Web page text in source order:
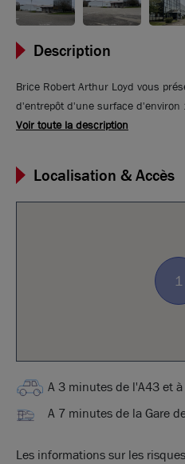
Description
Brice Robert Arthur Loyd vous
d'entrepôt d'une surface
m² de bureaux, le tout sur un terrain d'environ 33 187 m². Ce
l'environnement proche de
aux autoroutes A43 et A48 à
les 19 quais d'expédition. Site
Voir toute la description
Localisation & Accès
1
A 3 minutes de l'A43 et
A 7 minutes de la Gare
Les informations sur les